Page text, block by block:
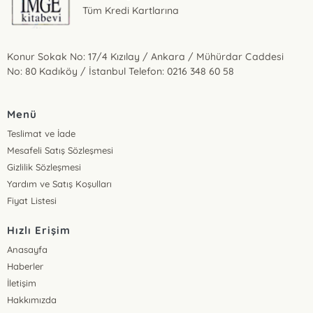
Tüm Kredi Kartlarına
Konur Sokak No: 17/4 Kızılay / Ankara / Mühürdar Caddesi
No: 80 Kadıköy / İstanbul Telefon: 0216 348 60 58
Menü
Teslimat ve İade
Mesafeli Satış Sözleşmesi
Gizlilik Sözleşmesi
Yardım ve Satış Koşulları
Fiyat Listesi
Hızlı Erişim
Anasayfa
Haberler
İletişim
Hakkımızda